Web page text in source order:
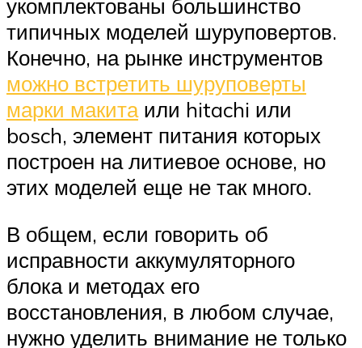
укомплектованы большинство
типичных моделей шуруповертов.
Конечно, на рынке инструментов
можно встретить шуруповерты
марки макитаили hitachi или
bosch, элемент питания которых
построен на литиевое основе, но
этих моделей еще не так много.
В общем, если говорить об
исправности аккумуляторного
блока и методах его
восстановления, в любом случае,
нужно уделить внимание не только